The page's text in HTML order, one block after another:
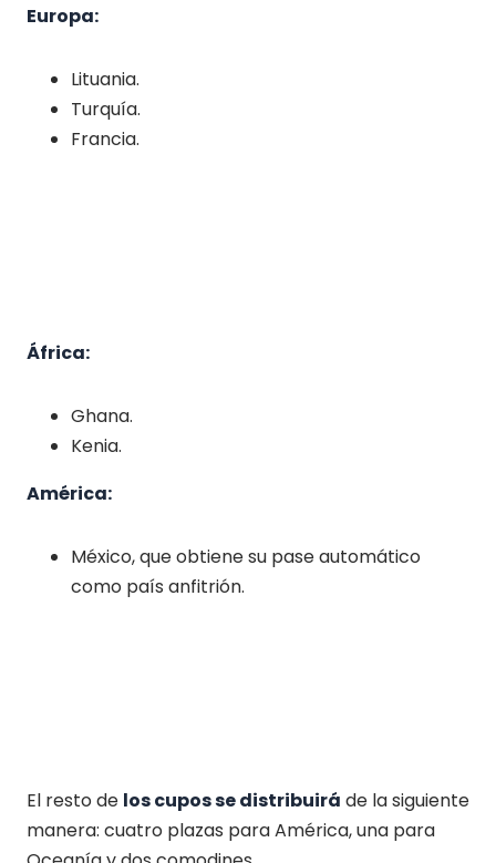
Europa:
Lituania.
Turquía.
Francia.
África:
Ghana.
Kenia.
América:
México, que obtiene su pase automático
como país anfitrión.
El resto de los cupos se distribuirá de la siguiente
manera: cuatro plazas para América, una para